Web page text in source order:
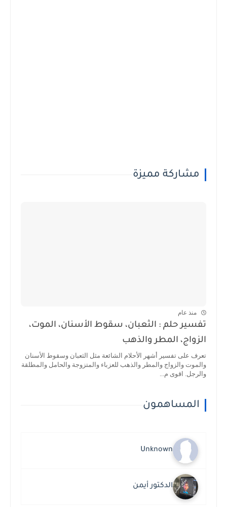
مشاركة مميزة
منذ عام
تفسير حلم : الثعبان، سقوط الأسنان، الموت،
الزواج، المطر والذهب
تعرف على تفسير أشهر الأحلام الشائعة مثل الثعبان وسقوط الأسنان
والموت والزواج والمطر والذهب للعزباء والمتزوجة والحامل والمطلقة
والرجل. اقوى م...
المساهمون
Unknown
الدكتور أيمن